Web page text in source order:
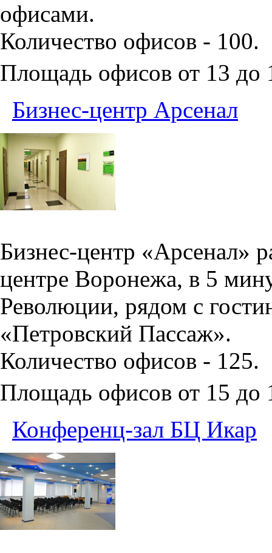
офисами.
Количество офисов - 100.
Площадь офисов от 13 до
Бизнес-центр Арсенал
Бизнес-центр «Арсенал»
центре Воронежа, в 5
Революции, рядом с
«Петровский Пассаж».
Количество офисов - 125.
Площадь офисов от 15 до
Конференц-зал БЦ Икар